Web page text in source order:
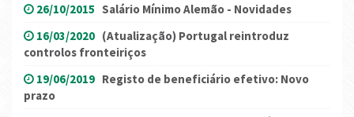
26/10/2015 Salário Mínimo Alemão - Novidades
16/03/2020 (Atualização) Portugal reintroduz
controlos fronteiriços
19/06/2019 Registo de beneficiário efetivo: Novo
prazo